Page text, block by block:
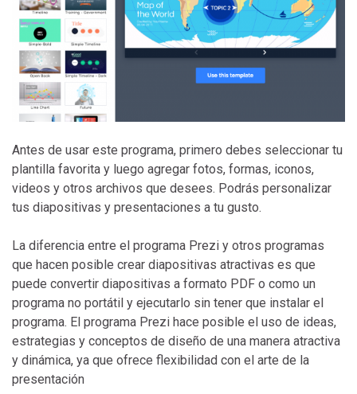
Antes de usar este programa, primero debes seleccionar tu
plantilla favorita y luego agregar fotos, formas, iconos,
videos y otros archivos que desees. Podrás personalizar
tus diapositivas y presentaciones a tu gusto.
La diferencia entre el programa Prezi y otros programas
que hacen posible crear diapositivas atractivas es que
puede convertir diapositivas a formato PDF o como un
programa no portátil y ejecutarlo sin tener que instalar el
programa. El programa Prezi hace posible el uso de ideas,
estrategias y conceptos de diseño de una manera atractiva
y dinámica, ya que ofrece flexibilidad con el arte de la
presentación